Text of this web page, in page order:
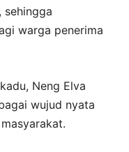
sehingga
warga penerima
Neng Elva
wujud nyata